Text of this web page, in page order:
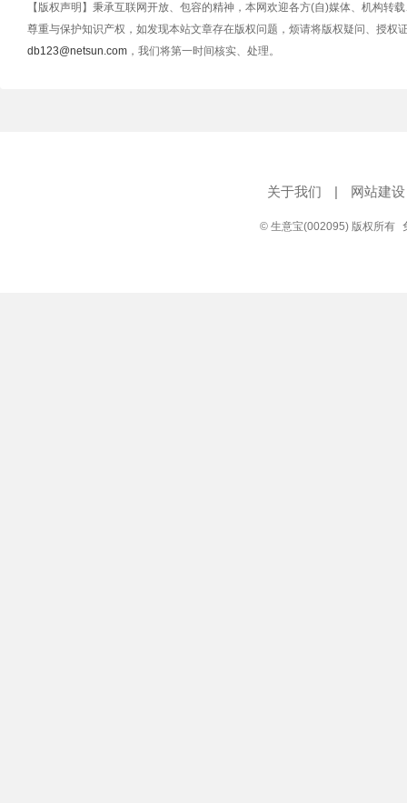
【版权声明】秉承互联网开放、包容的精神，本网欢迎各方(自)媒体、机构转
尊重与保护知识产权，如发现本站文章存在版权问题，烦请将版权疑问、授权
db123@netsun.com ，我们将第一时间核实、处理。
关于我们 | 网站建设
© 生意宝(002095) 版权所有